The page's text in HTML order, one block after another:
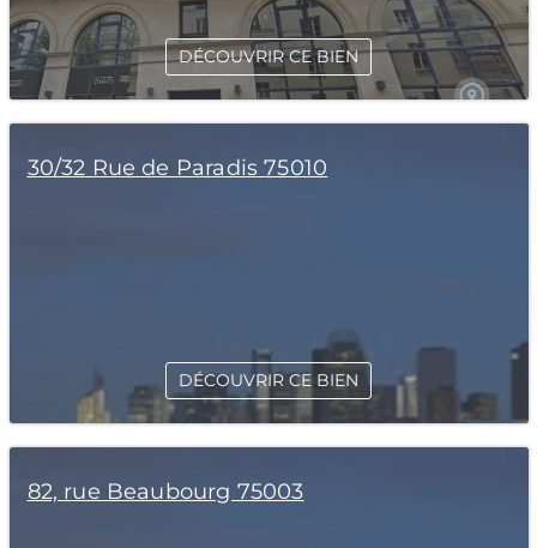
DÉCOUVRIR CE BIEN
30/32 Rue de Paradis 75010
DÉCOUVRIR CE BIEN
82, rue Beaubourg 75003